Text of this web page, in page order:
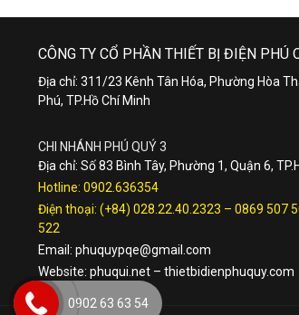
CÔNG TY CỔ PHẦN THIẾT BỊ ĐIỆN PHÚ
Địa chỉ: 311/23 Kênh Tân Hóa, Phường Hòa
Phú, TP.Hồ Chí Minh
CHI NHÁNH PHÚ QUÝ 3
Địa chỉ: Số 83 Bình Tây, Phường 1, Quận 6,
Hotline: 0902.636354
Điện thoại: (+84) 028.22.40.2323 – 0869 507
522
Email: phuquypqe@gmail.com
Website: phuqui.net – thietbidienphuquy.com
0902 63 63 54